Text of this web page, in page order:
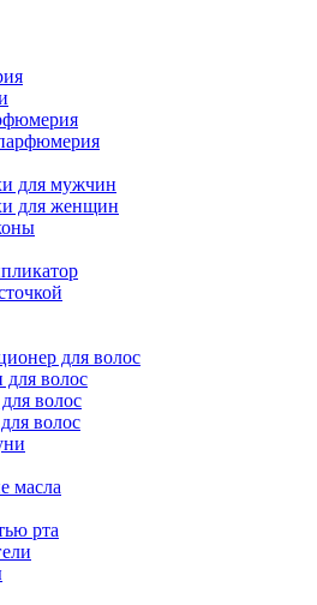
для мужчин
для женщин
для волос
для волос
волос
волос
масла
рта